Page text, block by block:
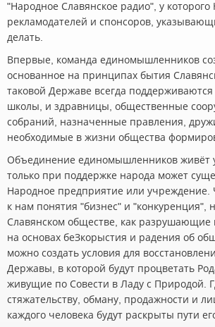
"Народное Славянское радио", у которого
рекламодателей и спонсоров,
делать.
Впервые, команда единомышленников
основанное на принципах бытия
таковой Державе всегда
школы, и здравницы, общественные
собраний, назначенные правления,
необходимые в жизни общества
Объединение единомышленников живёт
только при поддержке народа может
Народное предприятие или учреждение.
к нам понятия "бизнес" и "конкуренция",
Славянском обществе, как разрушающие
на основах беЗкорыстия и радения об
можно создать условия для
Державы, в которой будут процветать
живущие по Совести в Ладу с Природой.
стяжательству, обману, продажности и
каждого человека будут раскрыты пути